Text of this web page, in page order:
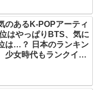
のあるK-POPアーティ
はやっぱりBTS、気に
は…？ 日本のランキン
少女時代もランクイ